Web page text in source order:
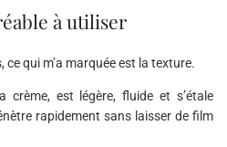
à utiliser
qui m’a marquée est la texture.
est légère, fluide et s’étale
rapidement sans laisser de film